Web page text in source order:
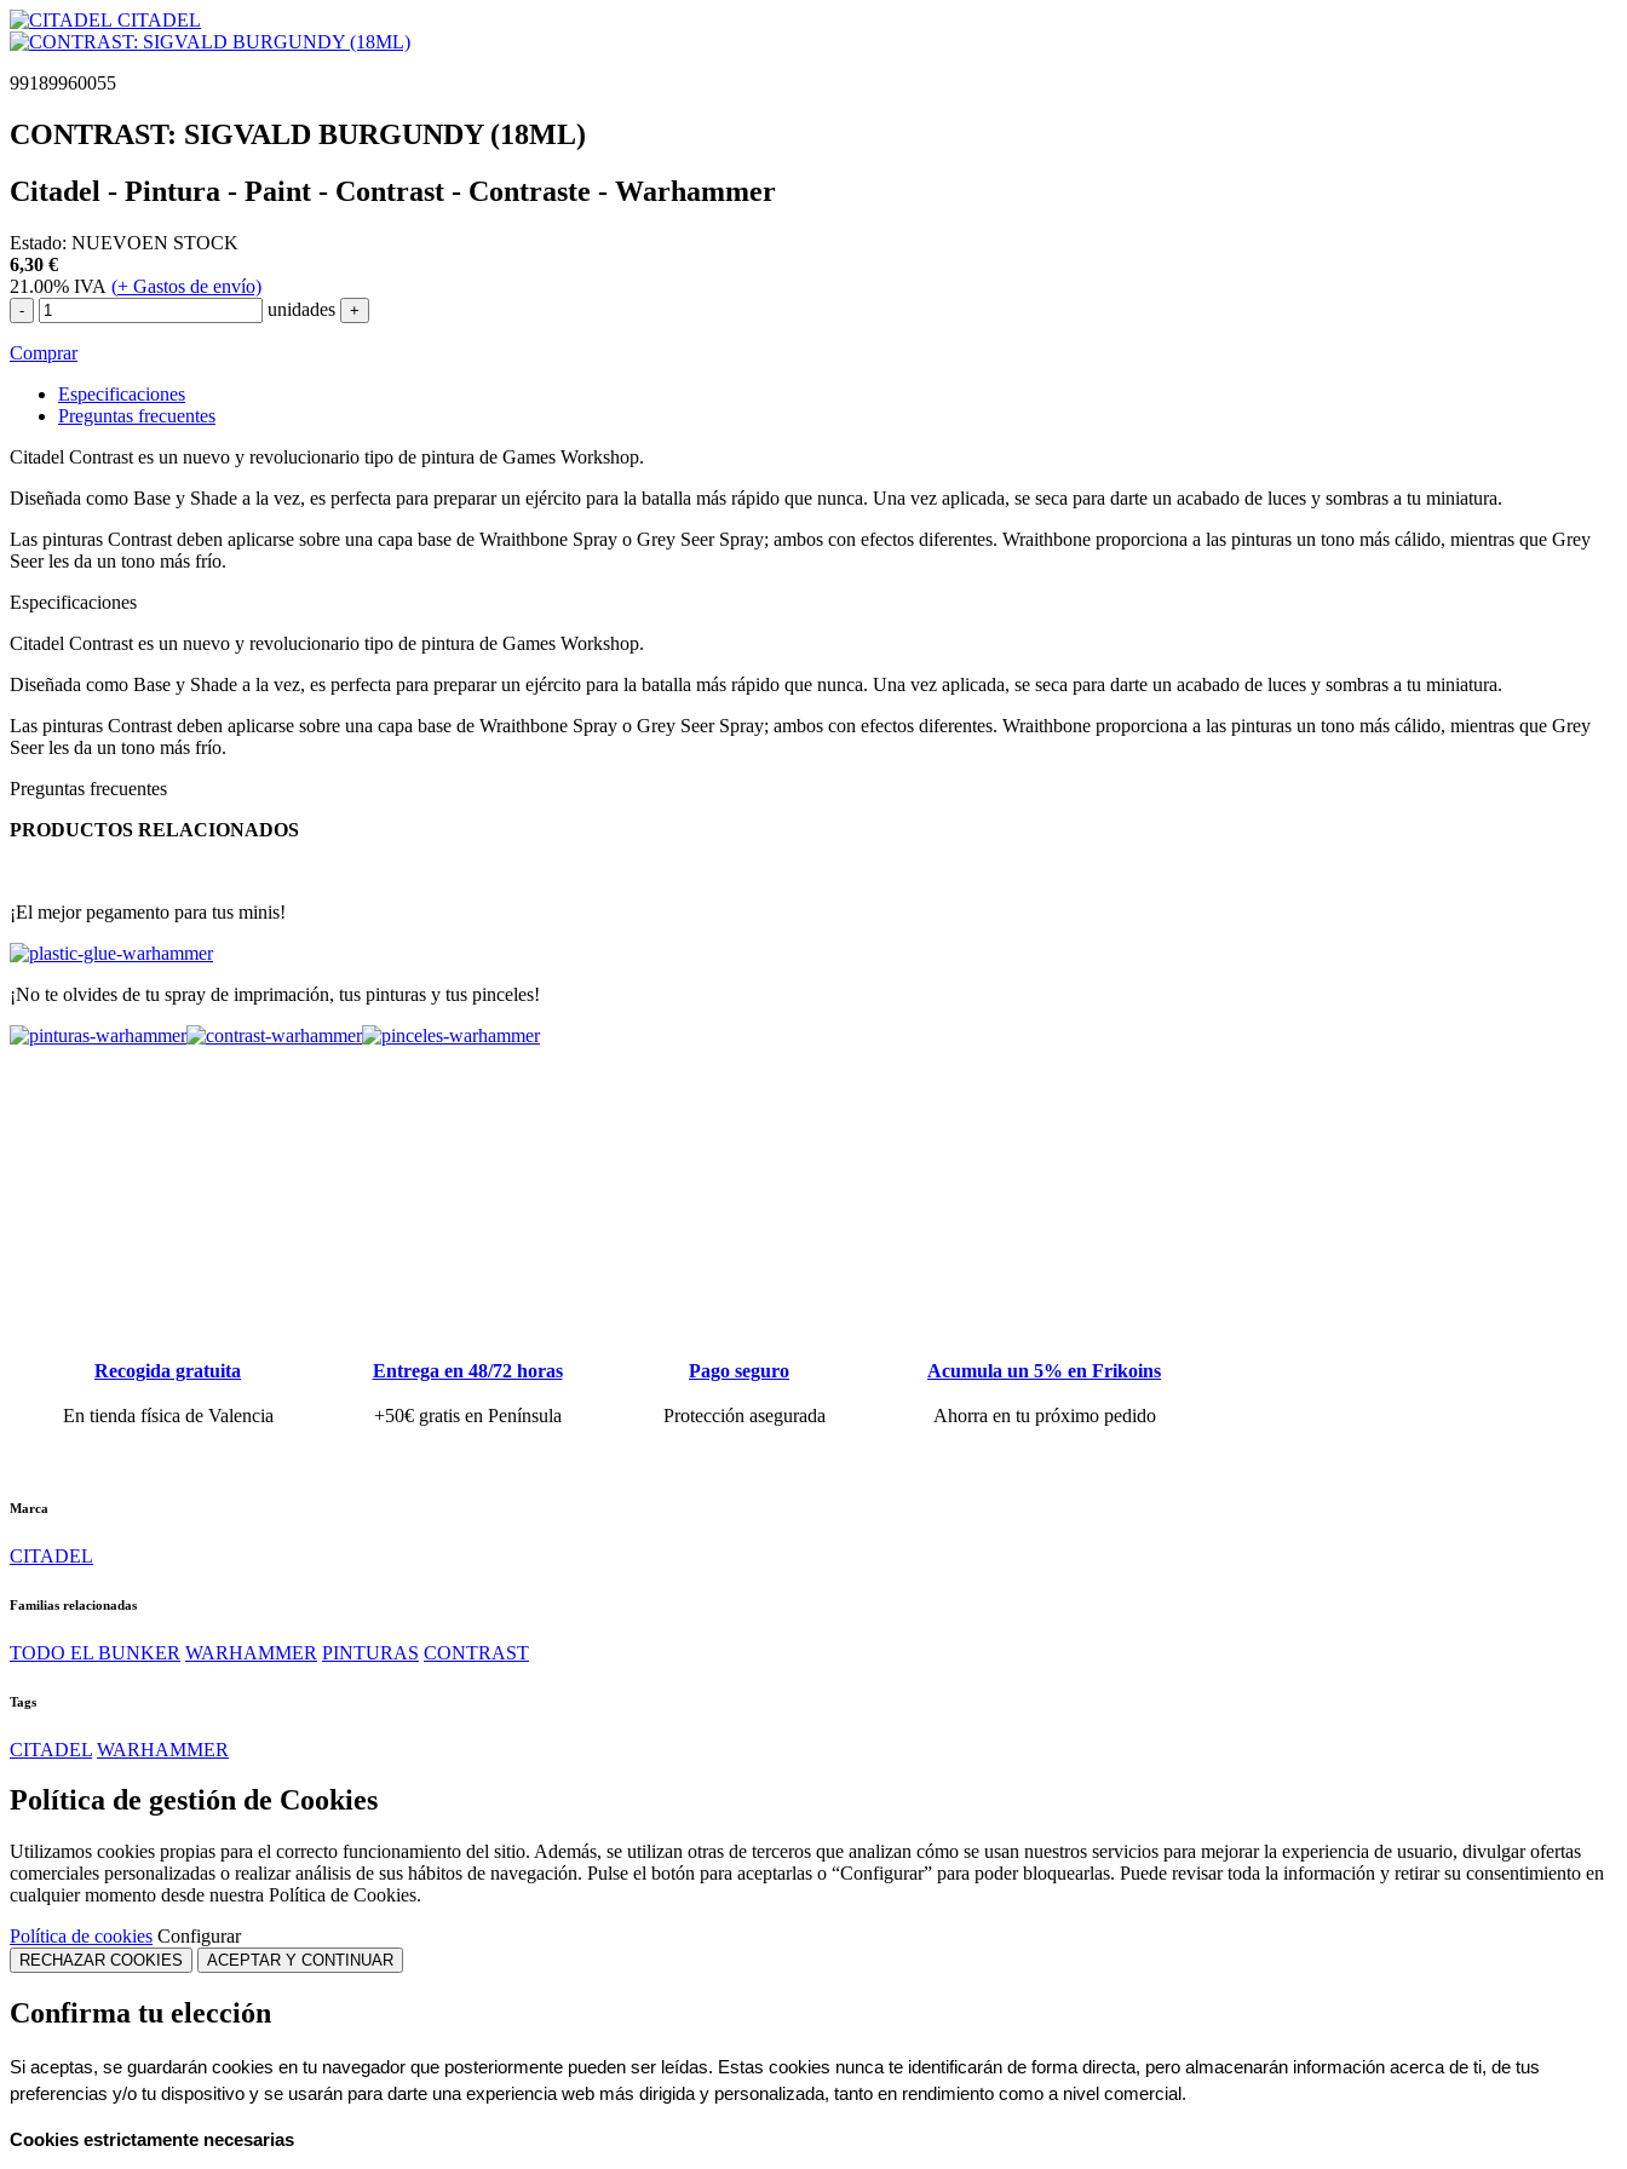
CITADEL
99189960055
CONTRAST: SIGVALD BURGUNDY (18ML)
Citadel - Pintura - Paint - Contrast - Contraste - Warhammer
Estado: NUEVOEN STOCK
6,30 €
21.00% IVA (+ Gastos de envío)
- unidades +
Comprar
Especificaciones
Preguntas frecuentes
Citadel Contrast es un nuevo y revolucionario tipo de pintura de Games Workshop.
Diseñada como Base y Shade a la vez, es perfecta para preparar un ejército para la batalla más rápido que nunca. Una vez aplicada, se seca para darte un acabado de luces y sombras a tu miniatura.
Las pinturas Contrast deben aplicarse sobre una capa base de Wraithbone Spray o Grey Seer Spray; ambos con efectos diferentes. Wraithbone proporciona a las pinturas un tono más cálido, mientras que Grey
Seer les da un tono más frío.
Especificaciones
Citadel Contrast es un nuevo y revolucionario tipo de pintura de Games Workshop.
Diseñada como Base y Shade a la vez, es perfecta para preparar un ejército para la batalla más rápido que nunca. Una vez aplicada, se seca para darte un acabado de luces y sombras a tu miniatura.
Las pinturas Contrast deben aplicarse sobre una capa base de Wraithbone Spray o Grey Seer Spray; ambos con efectos diferentes. Wraithbone proporciona a las pinturas un tono más cálido, mientras que Grey
Seer les da un tono más frío.
Preguntas frecuentes
PRODUCTOS RELACIONADOS
¡El mejor pegamento para tus minis!
¡No te olvides de tu spray de imprimación, tus pinturas y tus pinceles!
Recogida gratuita Entrega en 48/72 horas Pago seguro Acumula un 5% en Frikoins
En tienda física de Valencia +50€ gratis en Península Protección asegurada Ahorra en tu próximo pedido
Marca
CITADEL
Familias relacionadas
TODO EL BUNKER WARHAMMER PINTURAS CONTRAST
Tags
CITADEL WARHAMMER
Política de gestión de Cookies
Utilizamos cookies propias para el correcto funcionamiento del sitio. Además, se utilizan otras de terceros que analizan cómo se usan nuestros servicios para mejorar la experiencia de usuario, divulgar ofertas
comerciales personalizadas o realizar análisis de sus hábitos de navegación. Pulse el botón para aceptarlas o “Configurar” para poder bloquearlas. Puede revisar toda la información y retirar su consentimiento en
cualquier momento desde nuestra Política de Cookies.
Política de cookies Configurar
RECHAZAR COOKIES ACEPTAR Y CONTINUAR
Confirma tu elección
Si aceptas, se guardarán cookies en tu navegador que posteriormente pueden ser leídas. Estas cookies nunca te identificarán de forma directa, pero almacenarán información acerca de ti, de tus
preferencias y/o tu dispositivo y se usarán para darte una experiencia web más dirigida y personalizada, tanto en rendimiento como a nivel comercial.
Cookies estrictamente necesarias